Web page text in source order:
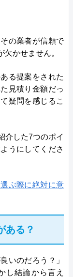
の業者が信頼で
かせません。
る提案をされた
見積り金額だっ
疑問を感じるこ
介した7つのポイ
うにしてくださ
ぶ際に絶対に意
ある？
いのだろう？」
し結論から言え